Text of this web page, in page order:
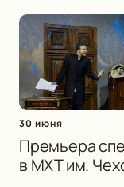
30 июня
Премьера
в МХТ им.